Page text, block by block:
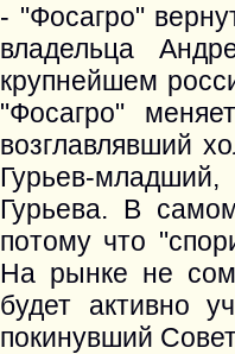
- "Фосагро"
владельца
крупнейшем
"Фосагро"
возглавлявший
Гурьев-
Гурьева. В
потому что
На рынке не
будет активно
покинувший